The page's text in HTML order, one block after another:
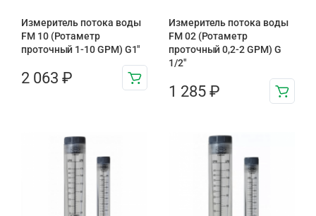
Измеритель потока воды
FM 10 (Ротаметр
проточный 1-10 GPM) G1″
2 063 ₽
Измеритель потока воды
FM 02 (Ротаметр
проточный 0,2-2 GPM) G
1/2″
1 285 ₽